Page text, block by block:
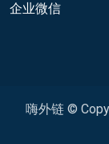
企业微信
嗨外链 ©